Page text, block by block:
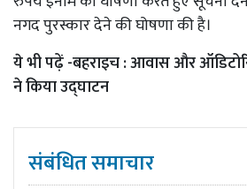
नगद पुरस्कार देने की घोषणा की है।
ये भी पढ़ें -बहराइच : आवास और
ने किया उद्घाटन
संबंधित समाचार